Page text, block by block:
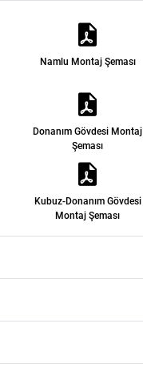
Namlu Montaj Şeması
Donanım Gövdesi Montaj
Şeması
Kubuz-Donanım Gövdesi
Montaj Şeması